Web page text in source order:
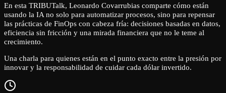
En esta TRIBUTalk, Leonardo Covarrubias comparte cómo están
usando la IA no solo para automatizar procesos, sino para repensar
las prácticas de FinOps con cabeza fría: decisiones basadas en datos,
eficiencia sin fricción y una mirada financiera que no le teme al
crecimiento.
Una charla para quienes están en el punto exacto entre la presión por
innovar y la responsabilidad de cuidar cada dólar invertido.